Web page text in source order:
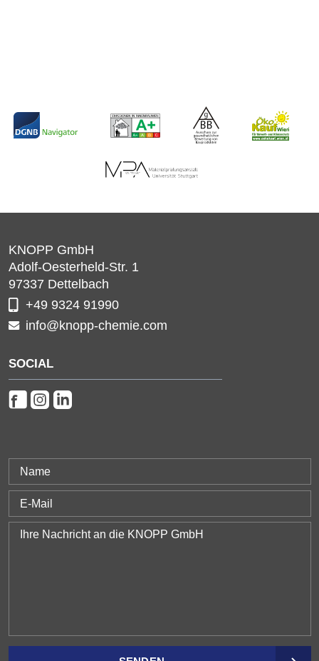
KNOPP GmbH
Adolf-Oesterheld-Str. 1
97337 Dettelbach
+49 9324 91990
info@knopp-chemie.com
SOCIAL